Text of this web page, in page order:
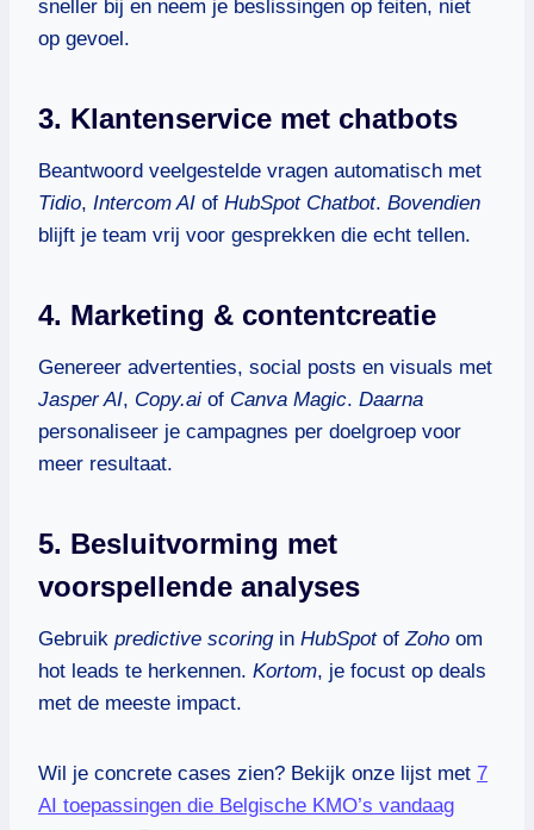
sneller bij en neem je beslissingen op feiten, niet
op gevoel.
3. Klantenservice met chatbots
Beantwoord veelgestelde vragen automatisch met
Tidio, Intercom AI of HubSpot Chatbot. Bovendien
blijft je team vrij voor gesprekken die echt tellen.
4. Marketing & contentcreatie
Genereer advertenties, social posts en visuals met
Jasper AI, Copy.ai of Canva Magic. Daarna
personaliseer je campagnes per doelgroep voor
meer resultaat.
5. Besluitvorming met
voorspellende analyses
Gebruik predictive scoringin HubSpotof Zoho om
hot leads te herkennen. Kortom, je focust op deals
met de meeste impact.
Wil je concrete cases zien? Bekijk onze lijst met 7
AI toepassingen die Belgische KMO’s vandaag